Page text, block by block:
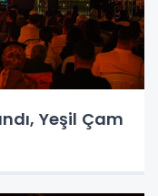
Yeşil Çam